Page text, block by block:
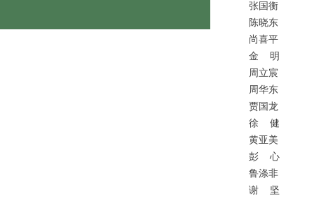
张国衡
陈晓东
尚喜平
金
明
周立宸
周华东
贾国龙
徐
健
黄亚美
彭
心
鲁涤非
谢
坚